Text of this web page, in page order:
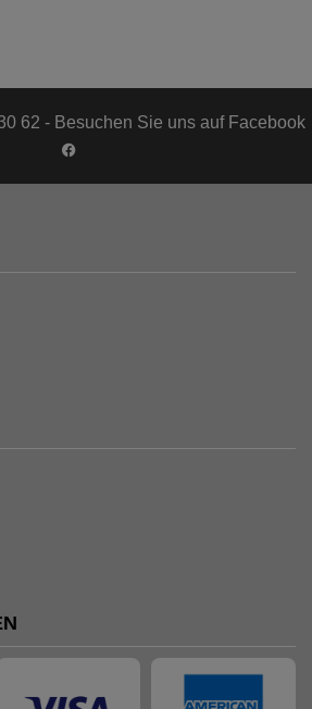
62 - Besuchen Sie uns auf Facebook